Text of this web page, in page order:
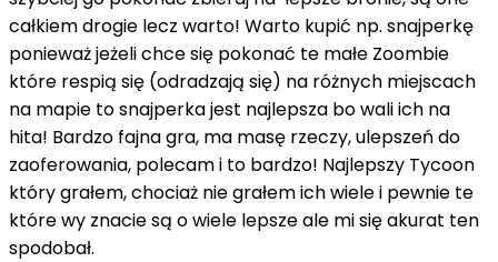
całkiem drogie lecz warto! Warto kupić np. snajperkę
ponieważ jeżeli chce się pokonać te małe Zoombie
które respią się (odradzają się) na różnych miejscach
na mapie to snajperka jest najlepsza bo wali ich na
hita! Bardzo fajna gra, ma masę rzeczy, ulepszeń do
zaoferowania, polecam i to bardzo! Najlepszy Tycoon
który grałem, chociaż nie grałem ich wiele i pewnie te
które wy znacie są o wiele lepsze ale mi się akurat ten
spodobał.